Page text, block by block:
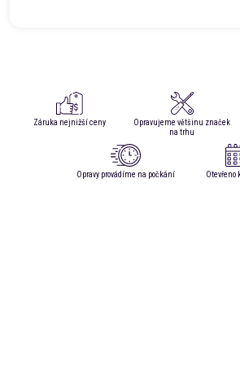
Záruka nejnižší ceny
Opravujeme většinu značek
na trhu
Opravy provádíme na počkání Otevřeno